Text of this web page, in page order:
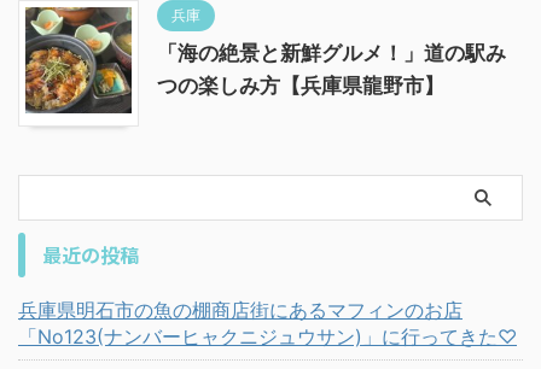
兵庫
「海の絶景と新鮮グルメ！」道の駅み
つの楽しみ方【兵庫県龍野市】
最近の投稿
兵庫県明石市の魚の棚商店街にあるマフィンのお店
「No123(ナンバーヒャクニジュウサン)」に行ってきた♡